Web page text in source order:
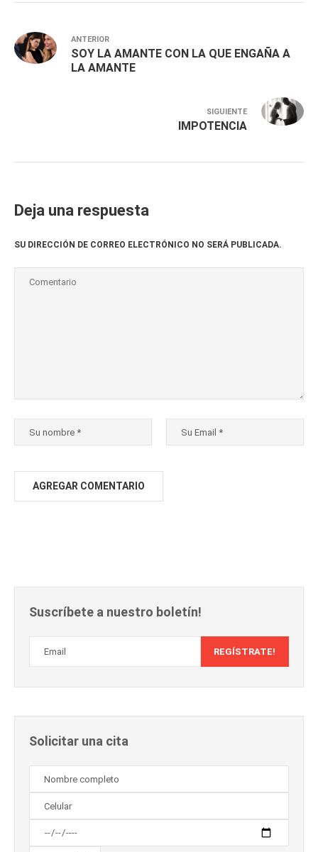
ANTERIOR
SOY LA AMANTE CON LA QUE ENGAÑA A
LA AMANTE
SIGUIENTE
IMPOTENCIA
Deja una respuesta
SU DIRECCIÓN DE CORREO ELECTRÓNICO NO SERÁ PUBLICADA.
Suscríbete a nuestro boletín!
Solicitar una cita